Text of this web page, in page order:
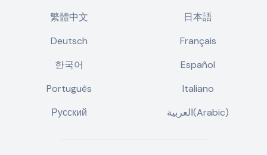
繁體中文
日本語
Deutsch
Français
한국어
Español
Português
Italiano
Русский
العربية(Arabic)